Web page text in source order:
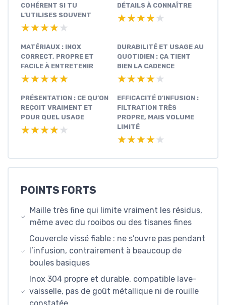
COHÉRENT SI TU
L’UTILISES SOUVENT
★★★★★
★★★★★
DÉTAILS À CONNAÎTRE
★★★★★
★★★★★
MATÉRIAUX : INOX
CORRECT, PROPRE ET
FACILE À ENTRETENIR
★★★★★
★★★★★
DURABILITÉ ET USAGE AU
QUOTIDIEN : ÇA TIENT
BIEN LA CADENCE
★★★★★
★★★★★
PRÉSENTATION : CE QU’ON
REÇOIT VRAIMENT ET
POUR QUEL USAGE
★★★★★
★★★★★
EFFICACITÉ D’INFUSION :
FILTRATION TRÈS
PROPRE, MAIS VOLUME
LIMITÉ
★★★★★
★★★★★
POINTS FORTS
Maille très fine qui limite vraiment les résidus,
même avec du rooibos ou des tisanes fines
Couvercle vissé fiable : ne s’ouvre pas pendant
l’infusion, contrairement à beaucoup de
boules basiques
Inox 304 propre et durable, compatible lave-
vaisselle, pas de goût métallique ni de rouille